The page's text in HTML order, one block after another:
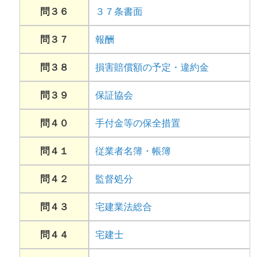
問３６ ３７条書面
問３７ 報酬
問３８ 損害賠償額の予定・違約金
問３９ 保証協会
問４０ 手付金等の保全措置
問４１ 従業者名簿・帳簿
問４２ 監督処分
問４３ 宅建業法総合
問４４ 宅建士